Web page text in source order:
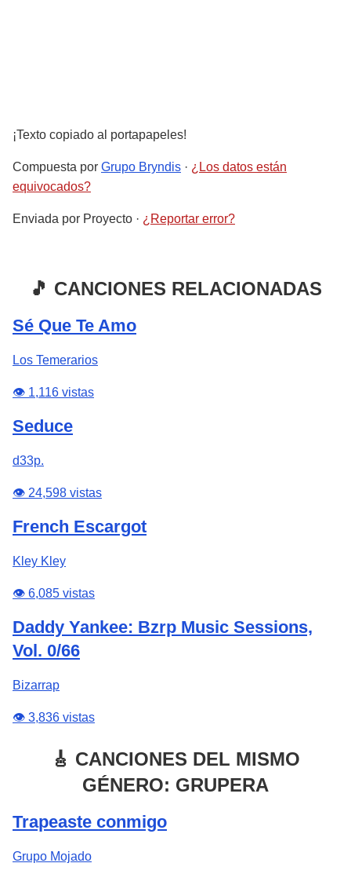
¡Texto copiado al portapapeles!
Compuesta por Grupo Bryndis · ¿Los datos están
equivocados?
Enviada por Proyecto · ¿Reportar error?
🎵 CANCIONES RELACIONADAS
Sé Que Te Amo
Los Temerarios
👁️ 1,116 vistas
Seduce
d33p.
👁️ 24,598 vistas
French Escargot
Kley Kley
👁️ 6,085 vistas
Daddy Yankee: Bzrp Music Sessions,
Vol. 0/66
Bizarrap
👁️ 3,836 vistas
🎸 CANCIONES DEL MISMO
GÉNERO: GRUPERA
Trapeaste conmigo
Grupo Mojado